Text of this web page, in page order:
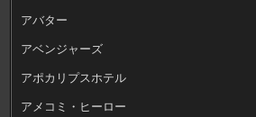
アバター
アベンジャーズ
アポカリプスホテル
アメコミ・ヒーロー